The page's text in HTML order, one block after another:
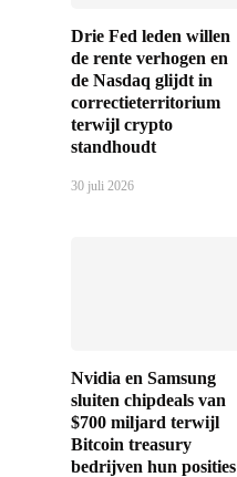
Drie Fed leden willen
de rente verhogen en
de Nasdaq glijdt in
correctieterritorium
terwijl crypto
standhoudt
30 juli 2026
Nvidia en Samsung
sluiten chipdeals van
$700 miljard terwijl
Bitcoin treasury
bedrijven hun posities